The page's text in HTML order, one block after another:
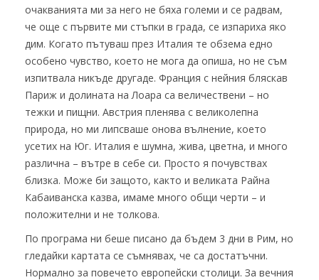
очакванията ми за него не бяха големи и се радвам,
че още с първите ми стъпки в града, се изпариха яко
дим. Когато пътуваш през Италия те обзема едно
особено чувство, което не мога да опиша, но не съм
изпитвала никъде другаде. Франция с нейния бляскав
Париж и долината на Лоара са величествени – но
тежки и пищни. Австрия пленява с великолепна
природа, но ми липсваше онова вълнение, което
усетих на Юг. Италия е шумна, жива, цветна, и много
различна – вътре в себе си. Просто я почувствах
близка. Може би защото, както и великата Райна
Кабаиванска казва, имаме много общи черти – и
положителни и не толкова.
По програма ни беше писано да бъдем 3 дни в Рим, но
гледайки картата се съмнявах, че са достатъчни.
Нормално за повечето европейски столици. За вечния